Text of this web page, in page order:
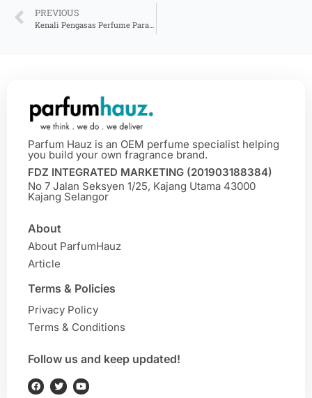
PREVIOUS
Kenali Pengasas Perfume Paradise: Perfume Paling Viral Malaysia
Parfum Hauz is an OEM perfume specialist helping
you build your own fragrance brand.
FDZ INTEGRATED MARKETING (201903188384)
No 7 Jalan Seksyen 1/25, Kajang Utama 43000
Kajang Selangor
About
About ParfumHauz
Article
Terms & Policies
Privacy Policy
Terms & Conditions
Follow us and keep updated!